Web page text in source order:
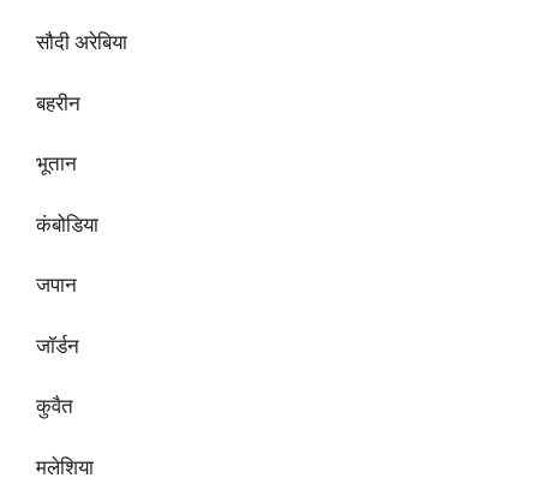
सौदी अरेबिया
बहरीन
भूतान
कंबोडिया
जपान
जॉर्डन
कुवैत
मलेशिया